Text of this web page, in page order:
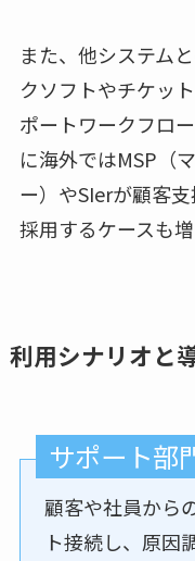
また、他システム
クソフトやチケッ
ポートワークフロ
に海外ではMSP（
ー）やSIerが顧客
採用するケースも増
利用シナリオと
サポート部
顧客や社員から
ト接続し、原因